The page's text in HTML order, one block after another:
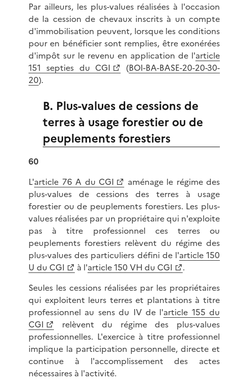
Par ailleurs, les plus-values réalisées à l'occasion
de la cession de chevaux inscrits à un compte
d'immobilisation peuvent, lorsque les conditions
pour en bénéficier sont remplies, être exonérées
d'impôt sur le revenu en application de l'article
151 septies du CGI
(BOI-BA-BASE-20-20-30-
20).
B. Plus-values de cessions de
terres à usage forestier ou de
peuplements forestiers
60
L'article 76 A du CGI
aménage le régime des
plus-values de cessions des terres à usage
forestier ou de peuplements forestiers. Les plus-
values réalisées par un propriétaire qui n'exploite
pas à titre professionnel ces terres ou
peuplements forestiers relèvent du régime des
plus-values des particuliers défini de l'article 150
U du CGI
à l'article 150 VH du CGI
.
Seules les cessions réalisées par les propriétaires
qui exploitent leurs terres et plantations à titre
professionnel au sens du IV de l'article 155 du
CGI
relèvent du régime des plus-values
professionnelles. L'exercice à titre professionnel
implique la participation personnelle, directe et
continue à l'accomplissement des actes
nécessaires à l'activité.